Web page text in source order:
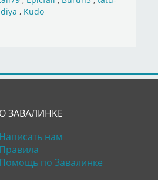
, Kudo
О ЗАВАЛИНКЕ
Написать нам
Правила
Помощь по Завалинке